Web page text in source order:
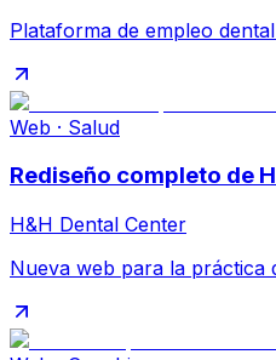
Plataforma de empleo
Web · Salud
Rediseño completo de
H&H Dental Center
Nueva web para la práctica